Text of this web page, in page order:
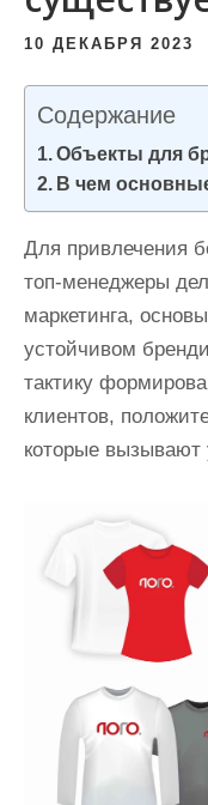
10 ДЕКАБРЯ 2023
Содержание
Объекты для
В чем
Для привлечения
топ-менеджеры
маркетинга,
устойчивом
тактику
клиентов,
которые вызывают